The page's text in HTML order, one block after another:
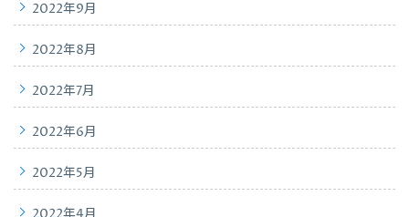
2022年9月
2022年8月
2022年7月
2022年6月
2022年5月